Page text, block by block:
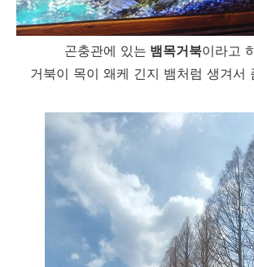
곤충관에 있는 뱀목거북이라고
거북이 목이 왜케 긴지 뱀처럼 생겨서